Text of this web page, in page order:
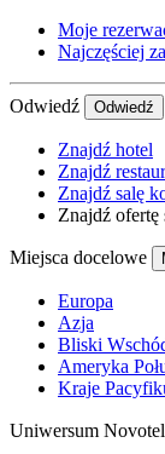
Moje
Najczęściej
Odwiedź Odwiedź
Znajdź hotel
Znajdź
Znajdź salę
Znajdź ofertę
Miejsca docelowe
Europa
Azja
Bliski
Ameryka
Kraje
Uniwersum Novotel